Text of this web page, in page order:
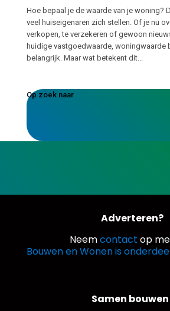
Hoe bepaal je de waarde van je woning?
veel huiseigenaren zich stellen. Of je nu
verkopen, te verzekeren of gewoon
huidige vastgoedwaarde, woningwaarde
belangrijk. Maar wat betekent dit...
Op zoek naar
Adverteren?
Neemcontact op
Bouwen en Wonen is
Samen